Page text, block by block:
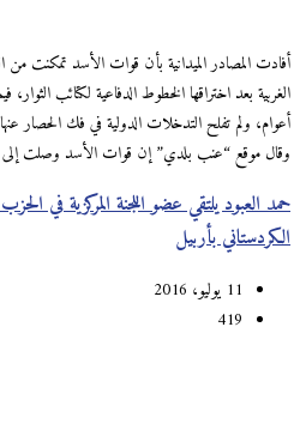
أفادت المصادر الميدانية بأن قوات الأسد تمكنت من
الغربية بعد اختراقها الخطوط الدفاعية لكتائب
أعوام، ولم تفلح التدخلات الدولية في فك الحصار
وقال موقع “عنب بلدي” إن قوات الأسد وصلت إلى
حمد العبود يلتقي عضو اللجنة المركزية في الحزب
الكردستاني بأربيل
11 يوليو، 2016
419